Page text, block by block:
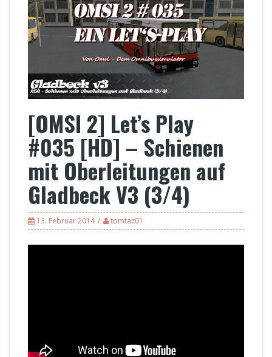
[OMSI 2] Let’s Play
#035 [HD] – Schienen
mit Oberleitungen auf
Gladbeck V3 (3/4)
13. Februar 2014 tomtaz01